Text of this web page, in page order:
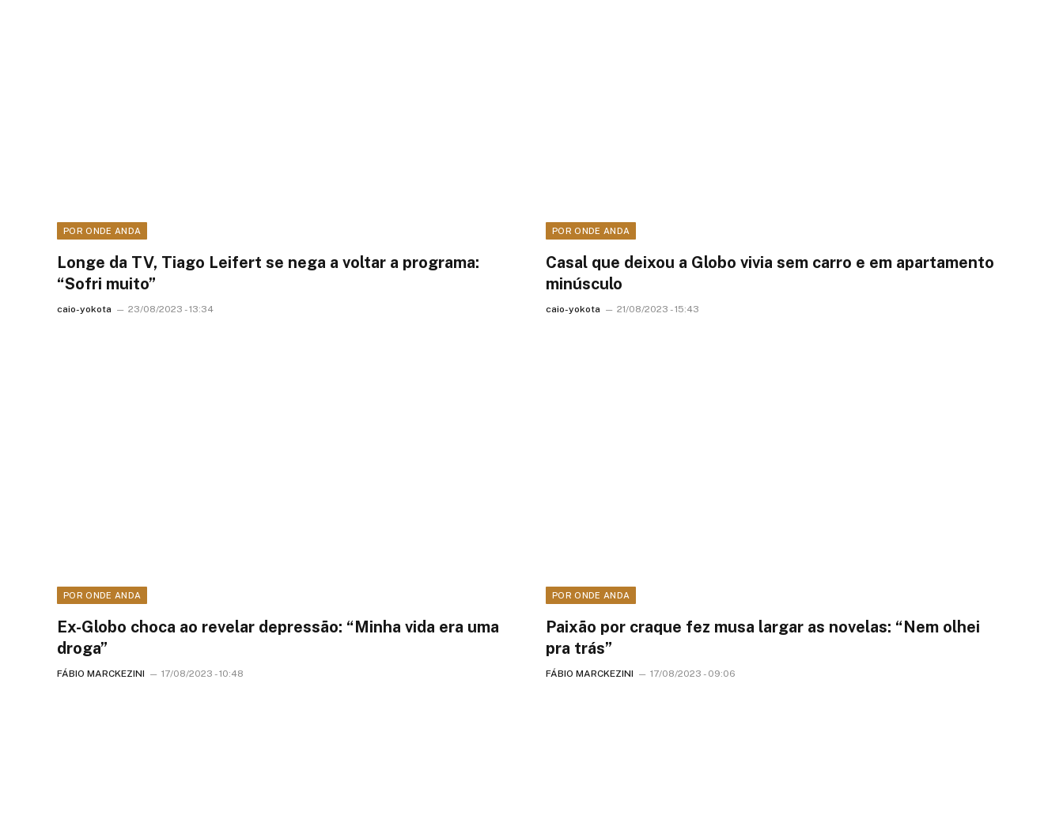
POR ONDE ANDA
Longe da TV, Tiago Leifert se nega a voltar a programa:
“Sofri muito”
caio-yokota 23/08/2023 - 13:34
POR ONDE ANDA
Casal que deixou a Globo vivia sem carro e em apartamento
minúsculo
caio-yokota 21/08/2023 - 15:43
POR ONDE ANDA
Ex-Globo choca ao revelar depressão: “Minha vida era uma
droga”
FÁBIO MARCKEZINI 17/08/2023 - 10:48
POR ONDE ANDA
Paixão por craque fez musa largar as novelas: “Nem olhei
pra trás”
FÁBIO MARCKEZINI 17/08/2023 - 09:06